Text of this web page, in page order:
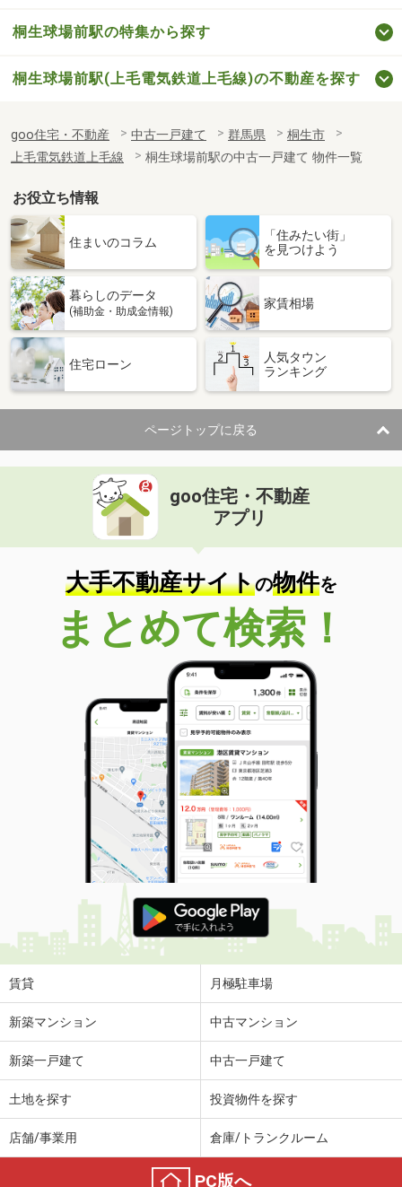
桐生球場前駅の特集から探す
桐生球場前駅(上毛電気鉄道上毛線)の不動産を探す
goo住宅・不動産 中古一戸建て 群馬県
桐生市
上毛電気鉄道上毛線
桐生球場前駅の中古一戸建て 物件一覧
お役立ち情報
住まいのコラム
「住みたい街」
を見つけよう
暮らしのデータ
(補助金・助成金情報)
家賃相場
住宅ローン
人気タウン
ランキング
ページトップに戻る
goo住宅・不動産
アプリ
大手不動産サイトの物件を
まとめて検索！
賃貸 月極駐車場
新築マンション 中古マンション
新築一戸建て 中古一戸建て
土地を探す 投資物件を探す
店舗/事業用 倉庫/トランクルーム
PC版へ